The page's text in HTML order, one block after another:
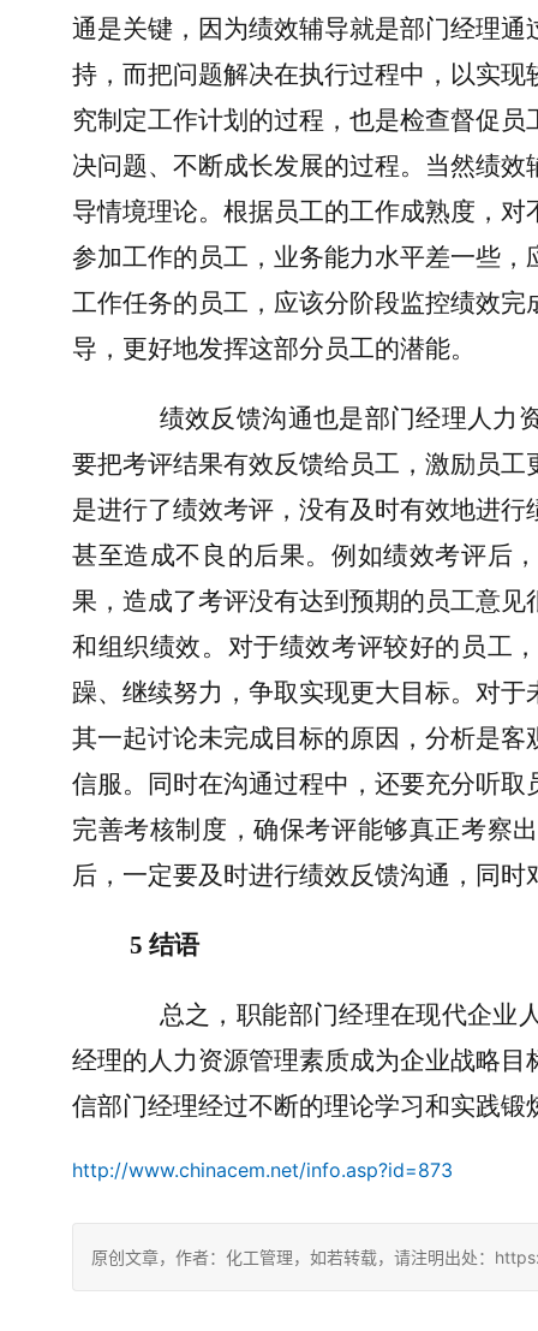
通是关键，因为绩效辅导就是部门经理
持，而把问题解决在执行过程中，以实
究制定工作计划的过程，也是检查督促
决问题、不断成长发展的过程。当然绩
导情境理论。根据员工的工作成熟度，
参加工作的员工，业务能力水平差一些
工作任务的员工，应该分阶段监控绩效
导，更好地发挥这部分员工的潜能。
绩效反馈沟通也是部门经理人力
要把考评结果有效反馈给员工，激励员
是进行了绩效考评，没有及时有效地进
甚至造成不良的后果。例如绩效考评后
果，造成了考评没有达到预期的员工意
和组织绩效。对于绩效考评较好的员工
躁、继续努力，争取实现更大目标。对
其一起讨论未完成目标的原因，分析是
信服。同时在沟通过程中，还要充分听
完善考核制度，确保考评能够真正考察
后，一定要及时进行绩效反馈沟通，同
5 结语
总之，职能部门经理在现代企业
经理的人力资源管理素质成为企业战略
信部门经理经过不断的理论学习和实践
http://www.chinacem.net/info.asp?id=873
原创文章，作者：化工管理，如若转载，请注明出处：